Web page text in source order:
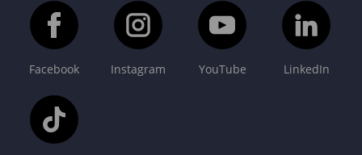
Facebook Instagram YouTube LinkedIn